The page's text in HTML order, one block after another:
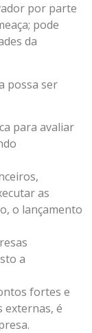
por parte
pode
da
possa ser
para avaliar
as
o lançamento
a
fortes e
externas, é